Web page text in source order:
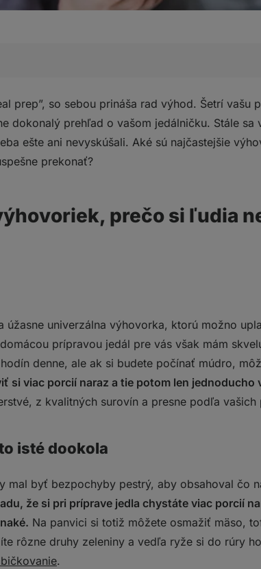
si ľudia nepripravujú vlastné jedlo
dookola
práci
prep”, so sebou prináša rad výhod. Šetrí vašu
dokonalý prehľad o vašom jedálničku. Stále
ešte ani nevyskúšali. Aké sú najčastejšie
prekonať?
prečo si ľudia
úžasne univerzálna výhovorka, ktorú možno
prípravou jedál pre vás však mám
denne, ale ak si budete počínať múdro,
si viac porcií naraz a tie potom len jednoducho
z kvalitných surovín a presne podľa vašich
isté dookola
mal byť bezpochyby pestrý, aby obsahoval čo
že si pri príprave jedla chystáte viac porcií
Na panvici si totiž môžete osmažiť mäso,
rôzne druhy zeleniny a vedľa ryže si do rúry
.